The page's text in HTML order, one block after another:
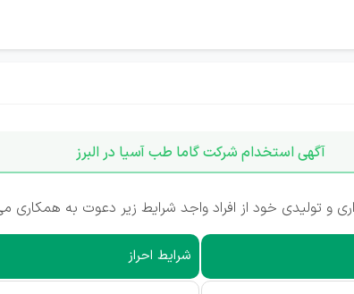
آگهی استخدام شرکت گاما طب آسیا در البرز
و تولیدی خود از افراد واجد شرایط زیر دعوت به همکاری
شرایط احراز